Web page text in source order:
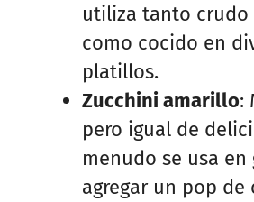
utiliza tanto crudo
como cocido en
platillos.
Zucchini amarillo:
pero igual de
menudo se usa en
agregar un pop de